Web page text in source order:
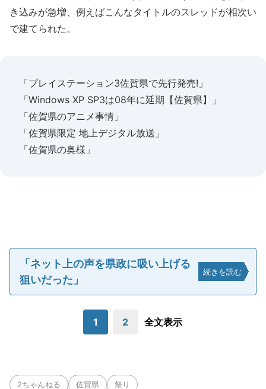
き込みが急増、例えばこんなタイトルのスレッドが相次い
で建てられた。
「プレイステーション3佐賀県で先行発売!」
「Windows XP SP3は08年に延期【佐賀県】」
「佐賀県のアニメ事情」
「佐賀県限定 地上デジタル放送」
「佐賀県の奥様」
「ネット上の声を県政に吸い上げる
狙いだった」
続きを読む
1 2 全文表示
2ちゃんねる 佐賀県 祭り